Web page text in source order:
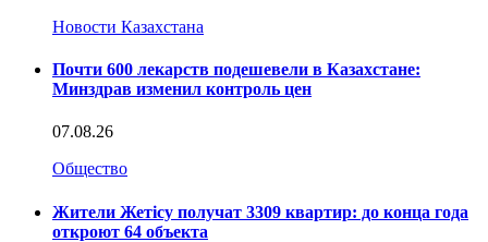
Новости Казахстана
Почти 600 лекарств подешевели в Казахстане:
Минздрав изменил контроль цен
07.08.26
Общество
Жители Жетісу получат 3309 квартир: до конца года
откроют 64 объекта